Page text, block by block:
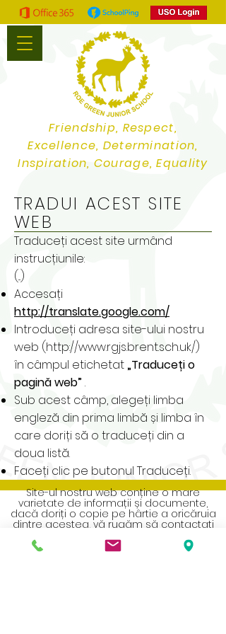
Friendship, Respect,
Excellence, Determination,
Inspiration, Courage, Equality
TRADUI ACEST SITE
WEB
Traduceți acest site urmând
instrucțiunile:
(...)
Accesați
http://translate.google.com/
Introduceți adresa site-ului nostru
web (http://www.rgjs.brent.sch.uk/)
în câmpul etichetat„Traduceți o
pagină web”.
Sub acest câmp, alegeți limba
engleză din prima limbă și limba în
care doriți să o traduceți din a
doua listă.
Faceți clic pe butonul Traduceți.
Site-ul nostru web conține o mare
varietate de informații și documente,
dacă doriți o copie pe hârtie a oricăruia
dintre acestea, vă rugăm să contactați